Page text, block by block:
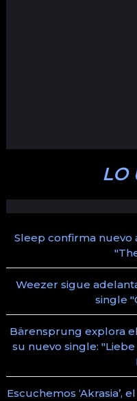
LO
Sleep confirma nuevo
Weezer sigue
single
Bärensprung explora
su nuevo single:
Escuchemos ‘Akrasia’,